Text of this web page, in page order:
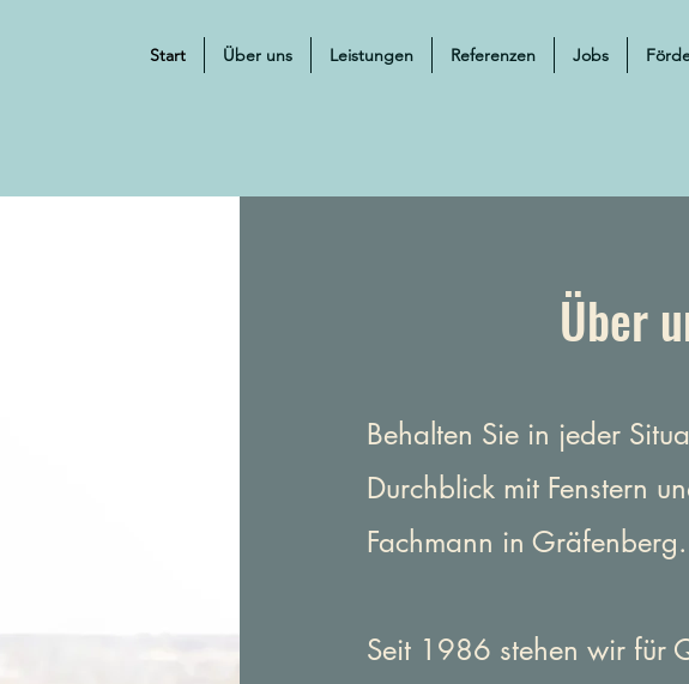
Start Über uns Leistungen Referenzen Jobs
Über
Behalten Sie in jeder
Durchblick mit Fenstern
Fachmann in Gräfenberg.
Seit 1986 stehen wir für